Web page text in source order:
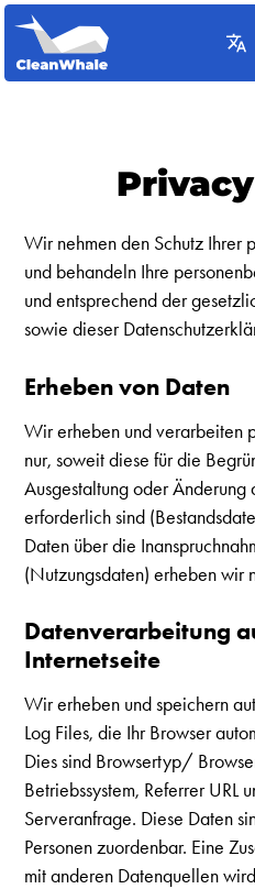
Wir nehmen den Schutz Ihrer
und behandeln Ihre
und entsprechend der
sowie dieser
Erheben von Daten
Wir erheben und verarbeiten
nur, soweit diese für die
Ausgestaltung oder Änderung
erforderlich sind
Daten über die
(Nutzungsdaten) erheben wir
Datenverarbeitung
Internetseite
Wir erheben und speichern
Log Files, die Ihr Browser
Dies sind Browsertyp/
Betriebssystem, Referrer URL
Serveranfrage. Diese Daten
Personen zuordenbar. Eine
mit anderen Datenquellen